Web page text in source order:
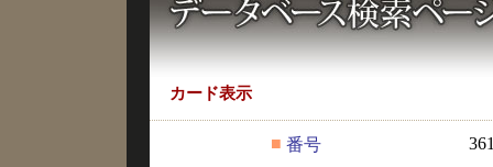
カード表示
■ 番号